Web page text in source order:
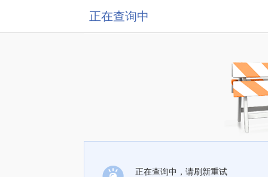
正在查询中
正在查询中，请刷新重试